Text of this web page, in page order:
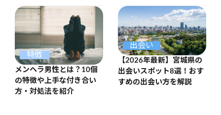
特徴
メンヘラ男性とは？10個
の特徴や上手な付き合い
方・対処法を紹介
出会い
【2026年最新】宮城県の
出会いスポット8選！おす
すめの出会い方を解説